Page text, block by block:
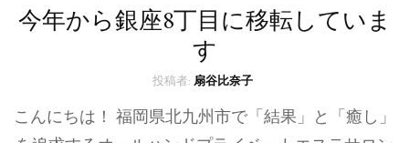
今年から銀座8丁目に移転していま
す
投稿者:扇谷比奈子
こんにちは！ 福岡県北九州市で「結果」と「癒し」